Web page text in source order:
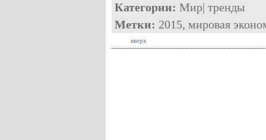
Категории: Мир| тренды
Метки: 2015, мировая
вверх